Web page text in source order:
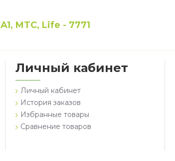
A1, MTC, Life - 7771
Личный кабинет
Личный кабинет
История заказов
Избранные товары
Сравнение товаров